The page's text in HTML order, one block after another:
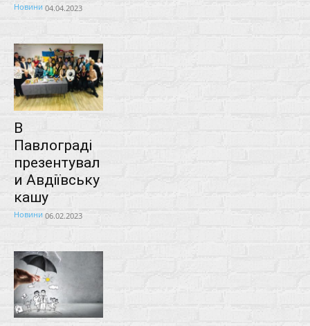
Новини 04.04.2023
В
Павлограді
презентувал
и Авдіївську
кашу
Новини 06.02.2023